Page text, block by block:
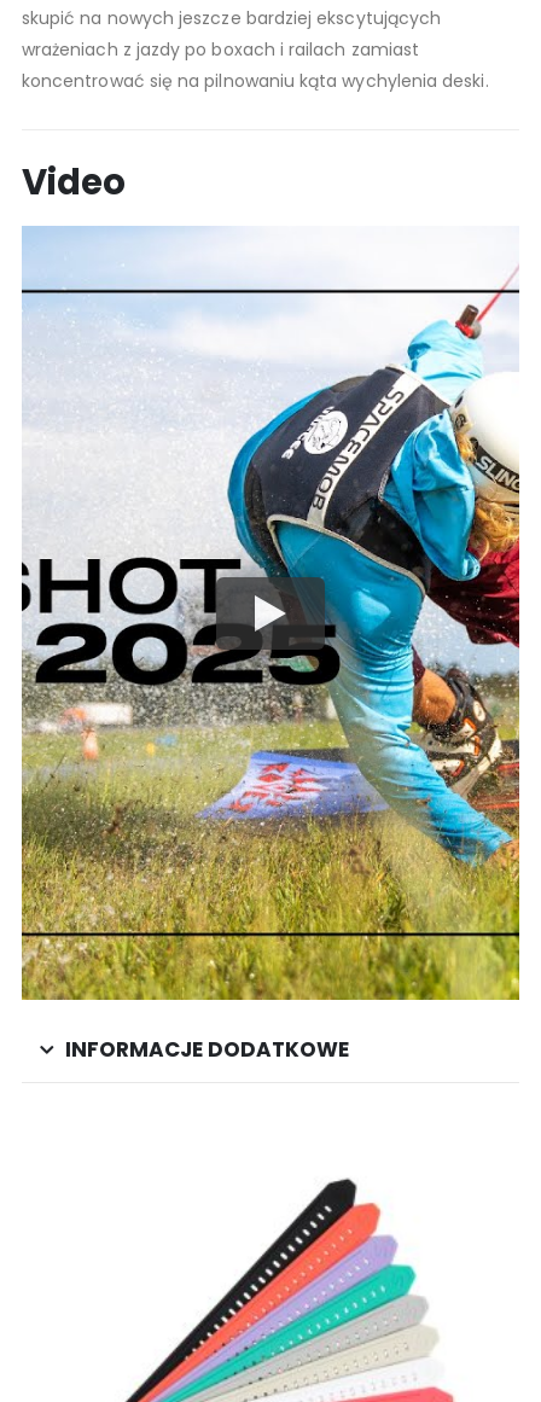
skupić na nowych jeszcze bardziej ekscytujących
wrażeniach z jazdy po boxach i railach zamiast
koncentrować się na pilnowaniu kąta wychylenia deski.
Video
INFORMACJE DODATKOWE